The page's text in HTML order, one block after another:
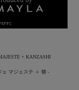
+ KANZASHI
ェ マジェステ ＋ 簪 -